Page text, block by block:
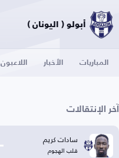
أبولو ( اليونان )
المباريات الأخبار اللاعبون
آخر الإنتقالات
سادات كريم
قلب الهجوم